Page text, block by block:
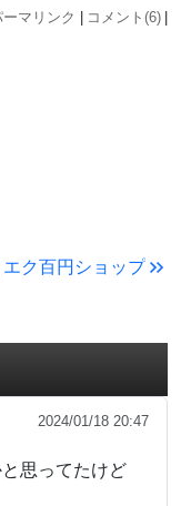
ーマリンク コメント(6)
エク百円ショップ
2024/01/18 20:47
思ってたけど